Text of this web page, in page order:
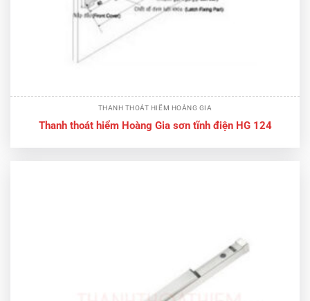
THANH THOÁT HIỂM HOÀNG GIA
Thanh thoát hiểm Hoàng Gia sơn tĩnh điện HG 124